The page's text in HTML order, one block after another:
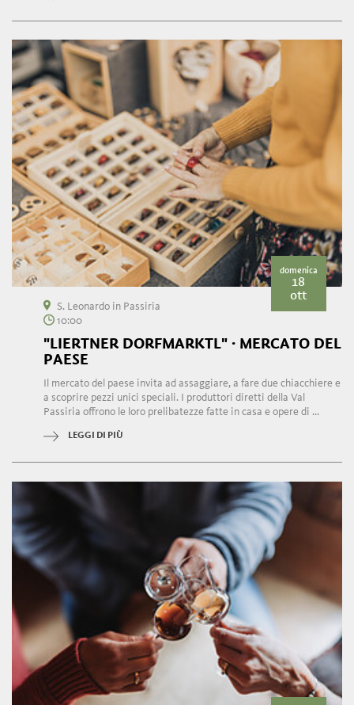
domenica
18
ott
S. Leonardo in Passiria
10:00
"LIERTNER DORFMARKTL" · MERCATO DEL
PAESE
Il mercato del paese invita ad assaggiare, a fare due chiacchiere e
a scoprire pezzi unici speciali. I produttori diretti della Val
Passiria offrono le loro prelibatezze fatte in casa e opere di ...
LEGGI DI PIÙ